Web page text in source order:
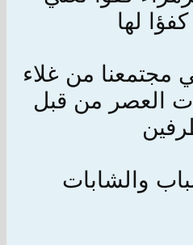
لها
مجتمعنا من غلاء
العصر من قبل
والشابات